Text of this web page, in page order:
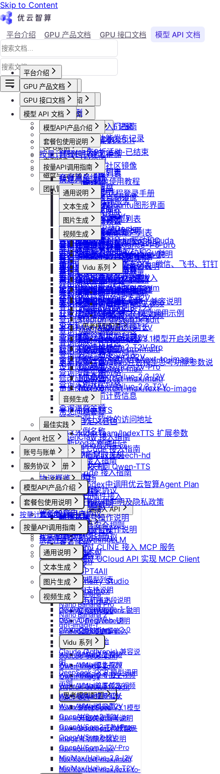
Skip to Content
平台介绍 GPU 产品文档 GPU 接口文档
模型 API 文档
Agent 社区
平台介绍
平台概述
平台介绍
加入社群
用户等级与推荐
会员等级
用户推荐
产品更新公告
GPU-新功能发布记录
模型API-新功能发布记录
活动及价格更新公告
双11夜间折扣-2025.11
2025国庆9折活动-已结束
GPU 产品文档
GPU产品介绍
功能概览
已上线卡型
可用区介绍
GPU操作指南
【新人必看】入门指南
镜像选择
创建实例
登录实例
本地数据上传
文件管理
制作私有镜像
调用公共模型库
防火墙及端口设置
配置外网加速
云硬盘扩容与挂载
云存储挂载
模型库挂载
自启动
手动安装监控
无卡模式
GPU抢占式实例
GPU抢占式实例
发布社区镜像
如何发布社区镜像
更新已发布的社区镜像
计费与回收
计费概览
计费方式说明
到期或欠费说明
续费管理
回收规则
GPU最佳实践
Isaac系列镜像使用教程
Windows实例远程登录手册
通过VNC搭建Ubuntu图形界面
ubuntu如何安装Dify
ubuntu如何安装Docker
Windows安装Nvidia驱动和Cuda
ubuntu安装Nvidia驱动和Cuda
使用LangBot快速部署QQ、微信、飞书、钉钉
机器人
使用Clawdbot连接Telegram
使用Clawdbot连接飞书
GPU 接口文档
API接口范例
CLI&Skills
常见错误码
GPU实例
创建GPU资源
获取实例资源列表
启动实例
关闭实例
删除实例
重启实例
重装实例
重置实例密码
升降配实例
获取支持的可用区信息列表
查询网络加速服务状态
检查指定规格的资源可用性
获取可用机型列表
获取机型族列表
查询软件端口映射列表
查询模型仓库模型列表
获取实例监控数据
变更实例计费方式
查询创建实例价格
查询实例升配价格
查询实例当前计费信息
查询退费金额
获取实例上软件的访问地址
修改实例名称
更新Pod实例端口
设置/更新定时关机
取消定时关机
实例镜像
获取自制镜像列表
创建自制镜像
删除算力平台自制镜像
获取社区镜像列表
获取平台镜像列表
查询镜像已共享的账户列表
获取镜像标签列表
查询他人共享给自己的镜像
查询已收藏的镜像列表
查询自己发布的社区镜像
查询指定用户的社区镜像
查询镜像制作进度
共享/取消共享镜像
发布镜像到社区
收藏镜像
取消收藏镜像
更新镜像信息
磁盘与云存储
创建并挂载云盘
删除云盘
卸载云盘
扩容云盘
挂载已有云盘
查询云盘扩容价格
挂载 US3 对象存储到实例
云存储文件上传和下载
团队管理
创建团队
邀请成员加入团队
删除团队
查询成员订单列表
查询成员订单数量
查询成员未支付订单
查询成员未支付订单数量
导出团队账单
获取团队详情
查询已创建的团队列表
查询团队邀请记录
查询已加入的团队列表
查询团队操作日志
查询成员产品类型列表
设置成员额度
修改成员角色
更新团队信息
模型 API 文档
模型API产品介绍
模型API服务
套餐包使用说明
套餐包快速上手
套餐计费逻辑
套餐用量统计
客户端接入
OpenClaw 云端服务
按量计费说明
按量API调用指南
快速开始
通用说明
认证鉴权
错误码
文本生成
如何获取模型列表
模型协议支持说明
API支持与扩展字段说明
OpenAI-Completions 说明
OpenAI-Response说明
Embeddings 向量嵌入
Gemini 快速开始
Claude (Anthropic) 兼容说明
DeepSeek-OCR 模型调用示例
思考模型配置
DeepSeek V3.1模型开启关闭思考
说明
Doubao豆包模型思考功能参数说
明
图片生成
Nano Banana
Nano Banana Pro
Nano Banana 2
gpt-image-1
gpt-image-1.5
gpt-image-2
doubao-seedream
Qwen-Image-Edit
Qwen-Image
stepfun-ai/step1x-edit
flux.1-dev
flux-kontext-pro
flux-kontext-pro/multi
flux-kontext-pro/text-to-image
flux-kontext-max
flux-kontext-max/multi
flux-kontext-max/text-to-image
视频生成
doubao-seedance-1-5-pro
doubao-seedance-2-0
Vidu 系列
Vidu/文生视频
Vidu/图生视频
Vidu/参考图生视频
Vidu/首尾帧生视频
Vidu/视频延长
Vidu/对口型
Wan-AI/Wan2.2-I2V
Wan-AI/Wan2.2-T2V
Wan-AI/Wan2.5-I2V
Wan-AI/Wan2.5-T2V
Wan-AI/Wan2.6-I2V
Wan-AI/Wan2.6-T2V
OpenAI/Sora2-T2V
OpenAI/Sora2-T2V-Pro
OpenAI/Sora2-I2V
OpenAI/Sora2-I2V-Pro
MiniMax/Hailuo-2.3-I2V
MiniMax/Hailuo-2.3-T2V
音频生成
IndexTTS
自定义音色
IndexTeam/IndexTTS 扩展参数
suno音乐生成
MiniMax/speech-hd
通义千问 Qwen-TTS
常见问题答疑
最佳实践
OpenClaw 接入指南
Claude Code 接入指南
Codex 接入指南
OpenCode 接入指南
如何在codex中调用优云智算Agent Plan
ComfyUI插件接入
常见客户端接入 API
Dify
RAGFlow
AnythingLLM
纳米AI
n8n
GPT4All
Cherry Studio
Chatbox
ChatHub
ChatWise
OpenWeb UI
Obsidian
MCP 说明
MCP 简介
通过 CLINE 接入 MCP 服务
通过 UCloud API 实现 MCP Client
Agent 社区
产品介绍
产品介绍
快速开始
控制台操作
Agent广场
操作指南
模型配置
计费说明
升配与续费
到期与数据说明
账号与账单
账号注册
注册流程
注销账号
实名认证
认证概览
个人认证
高校认证
企业认证
团队管理
团队功能概览
管理员账号操作说明
团队成员账号操作说明
账单与发票
账号充值
提现规则
查看账单
开具发票
服务协议
协议概览
优云智算服务框架协议
优云智算云服务法律声明及隐私政策
优云智算用户协议
优云智算云平台安全规则
优云智算激励活动协议
模型API产品介绍
模型API服务
套餐包使用说明
套餐包快速上手
套餐计费逻辑
套餐用量统计
客户端接入
OpenClaw 云端服务
按量计费说明
按量API调用指南
快速开始
通用说明
认证鉴权
错误码
文本生成
如何获取模型列表
模型协议支持说明
API支持与扩展字段说明
OpenAI-Completions 说明
OpenAI-Response说明
Embeddings 向量嵌入
Gemini 快速开始
Claude (Anthropic) 兼容说
明
DeepSeek-OCR 模型调用
示例
思考模型配置
DeepSeek V3.1模型
开启关闭思考说明
Doubao豆包模型思
考功能参数说明
图片生成
Nano Banana
Nano Banana Pro
Nano Banana 2
gpt-image-1
gpt-image-1.5
gpt-image-2
doubao-seedream
Qwen-Image-Edit
Qwen-Image
stepfun-ai/step1x-edit
flux.1-dev
flux-kontext-pro
flux-kontext-pro/multi
flux-kontext-pro/text-to-
image
flux-kontext-max
flux-kontext-max/multi
flux-kontext-max/text-to-
视频生成
doubao-seedance-1-5-
pro
doubao-seedance-2-0
Vidu 系列
Vidu/文生视频
Vidu/图生视频
Vidu/参考图生视频
Vidu/首尾帧生视频
Vidu/视频延长
Vidu/对口型
Wan-AI/Wan2.2-I2V
Wan-AI/Wan2.2-T2V
Wan-AI/Wan2.5-I2V
Wan-AI/Wan2.5-T2V
Wan-AI/Wan2.6-I2V
Wan-AI/Wan2.6-T2V
OpenAI/Sora2-T2V
OpenAI/Sora2-T2V-Pro
OpenAI/Sora2-I2V
OpenAI/Sora2-I2V-Pro
MiniMax/Hailuo-2.3-I2V
MiniMax/Hailuo-2.3-T2V